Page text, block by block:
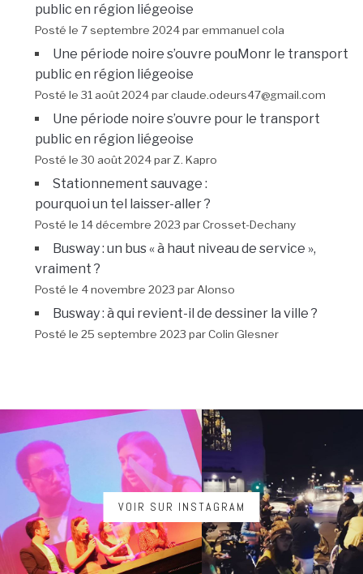
public en région liégeoise
Posté le 7 septembre 2024 par emmanuel cola
Une période noire s’ouvre pouMonr le transport
public en région liégeoise
Posté le 31 août 2024 par claude.odeurs47@gmail.com
Une période noire s’ouvre pour le transport
public en région liégeoise
Posté le 30 août 2024 par Z. Kapro
Stationnement sauvage :
pourquoi un tel laisser-aller ?
Posté le 14 décembre 2023 par Crosset-Dechany
Busway : un bus « à haut niveau de service »,
vraiment ?
Posté le 4 novembre 2023 par Alonso
Busway : à qui revient-il de dessiner la ville ?
Posté le 25 septembre 2023 par Colin Glesner
VOIR SUR INSTAGRAM